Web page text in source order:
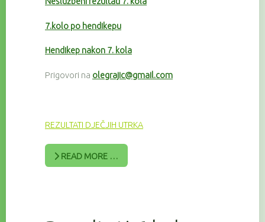
7.kolo po hendikepu
Hendikep nakon 7. kola
Prigovori na olegrajic@gmail.com
REZULTATI DJEČJIH UTRKA
READ MORE …